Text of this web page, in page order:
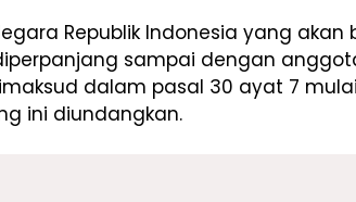
Republik Indonesia yang akan
sampai dengan
dalam pasal 30 ayat 7
ini diundangkan.